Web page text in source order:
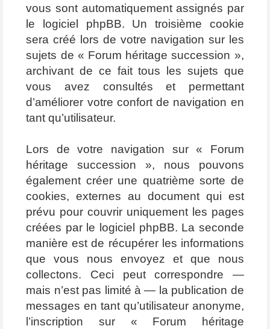
vous sont automatiquement assignés par
le logiciel phpBB. Un troisième cookie
sera créé lors de votre navigation sur les
sujets de « Forum héritage succession »,
archivant de ce fait tous les sujets que
vous avez consultés et permettant
d’améliorer votre confort de navigation en
tant qu’utilisateur.
Lors de votre navigation sur « Forum
héritage succession », nous pouvons
également créer une quatrième sorte de
cookies, externes au document qui est
prévu pour couvrir uniquement les pages
créées par le logiciel phpBB. La seconde
manière est de récupérer les informations
que vous nous envoyez et que nous
collectons. Ceci peut correspondre —
mais n’est pas limité à — la publication de
messages en tant qu’utilisateur anonyme,
l’inscription sur « Forum héritage